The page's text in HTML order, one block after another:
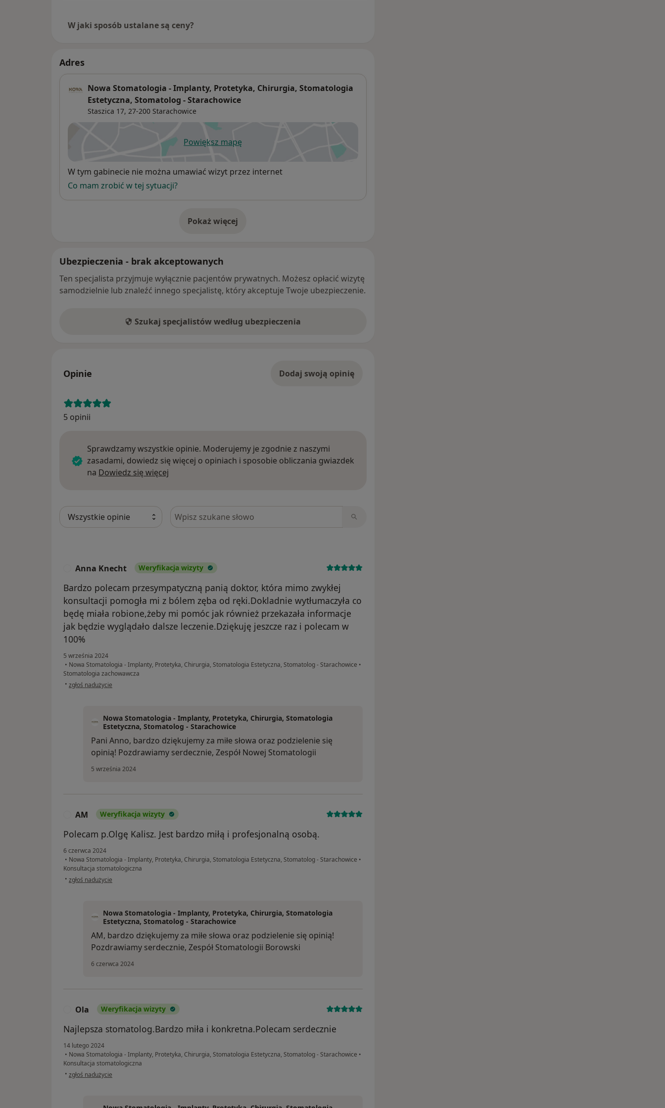
W jaki sposób ustalane są ceny?
Adres
Nowa Stomatologia - Implanty, Protetyka, Chirurgia, Stomatologia
Estetyczna, Stomatolog - Starachowice
Staszica 17, 27-200 Starachowice
Powiększ mapęotwiera się w nowej karcie
Dostępność
W tym gabinecie nie można umawiać wizyt przez internet
Co mam zrobić w tej sytuacji?
Pokaż więcej
o adresie
Ubezpieczenia - brak akceptowanych
Ten specjalista przyjmuje wyłącznie pacjentów prywatnych. Możesz opłacić wizytę
samodzielnie lub znaleźć innego specjalistę, który akceptuje Twoje ubezpieczenie.
Szukaj specjalistów według ubezpieczenia
Opinie Dodaj swoją opinię
5 opinii
Sprawdzamy wszystkie opinie. Moderujemy je zgodnie z naszymi
zasadami, dowiedz się więcej o opiniach i sposobie obliczania gwiazdek
na Dowiedz się więcej
Szukaj w opiniach
Anna Knecht Weryfikacja wizyty
Bardzo polecam przesympatyczną panią doktor, która mimo zwykłej
konsultacji pomogła mi z bólem zęba od ręki.Dokladnie wytłumaczyła co
będę miała robione,żeby mi pomóc jak również przekazała informacje
jak będzie wyglądało dalsze leczenie.Dziękuję jeszcze raz i polecam w
100%
5 września 2024
• Nowa Stomatologia - Implanty, Protetyka, Chirurgia, Stomatologia Estetyczna, Stomatolog - Starachowice •
Stomatologia zachowawcza
• w opinii użytkownika Anna Knecht
zgłoś nadużycie
Nowa Stomatologia - Implanty, Protetyka, Chirurgia, Stomatologia
Estetyczna, Stomatolog - Starachowice
Pani Anno, bardzo dziękujemy za miłe słowa oraz podzielenie się
opinią! Pozdrawiamy serdecznie, Zespół Nowej Stomatologii
5 września 2024
AM Weryfikacja wizyty
Polecam p.Olgę Kalisz. Jest bardzo miłą i profesjonalną osobą.
6 czerwca 2024
• Nowa Stomatologia - Implanty, Protetyka, Chirurgia, Stomatologia Estetyczna, Stomatolog - Starachowice •
Konsultacja stomatologiczna
• w opinii użytkownika AM
zgłoś nadużycie
Nowa Stomatologia - Implanty, Protetyka, Chirurgia, Stomatologia
Estetyczna, Stomatolog - Starachowice
AM, bardzo dziękujemy za miłe słowa oraz podzielenie się opinią!
Pozdrawiamy serdecznie, Zespół Stomatologii Borowski
6 czerwca 2024
Ola Weryfikacja wizyty
Najlepsza stomatolog.Bardzo miła i konkretna.Polecam serdecznie
14 lutego 2024
• Nowa Stomatologia - Implanty, Protetyka, Chirurgia, Stomatologia Estetyczna, Stomatolog - Starachowice •
Konsultacja stomatologiczna
• w opinii użytkownika Ola
zgłoś nadużycie